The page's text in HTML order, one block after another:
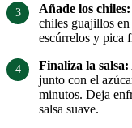
Añade los chiles:
chiles guajillos
escúrrelos y pica
Finaliza la salsa:
junto con el
minutos. Deja
salsa suave.